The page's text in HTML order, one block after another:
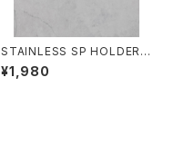
STAINLESS SP HOLDER/1
997#2/回転式ステンレス ス
マホホルダー2P
¥1,980